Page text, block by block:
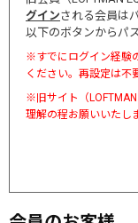
グインされる会員は
以下のボタンからパ
※すでにログイン経験
ください。再設定は不
※旧サイト（
理解の程お願いいたし